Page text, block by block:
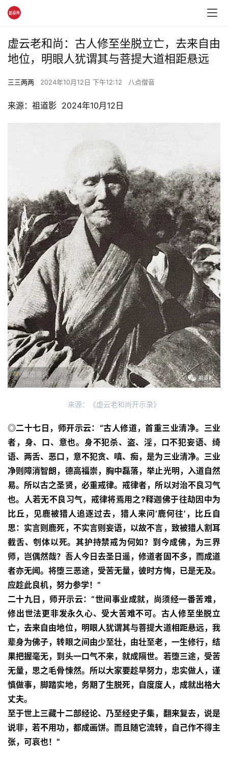
资
讯
八
点
僧
音
高
僧
虚云老和尚：古人修至坐脱立亡，去来自由
地位，明眼人犹谓其与菩提大道相距悬远
三三两两 2024年10月12日 下午12:12 八点僧音
来源：祖道影  2024年10月12日
来源：《虚云老和尚开示录》
◎二十七日，师开示云：“古人修道，首重三业清净。三业
者，身、口、意也。身不犯杀、盗、淫，口不犯妄语、绮
语、两舌、恶口，意不犯贪、嗔、痴，是为三业清净。三业
净则障消智朗，德高福崇，胸中磊落，举止光明，入道自然
易。所以古之圣贤，必重戒律。戒律者，所以对治不良习气
也。人若无不良习气，戒律将焉用之?释迦佛于往劫因中为
比丘，见鹿被猎人追逐过去，猎人来问‘鹿何往’，比丘自
思：实言则鹿死，不实言则妄语，以故不言，致被猎人割耳
截舌、刳体以死。其护持禁戒为何如？到今成佛，为三界
师，岂偶然哉？ 吾人今日去圣日遥，修道者固不多，而成道
者亦无闻。将堕三恶途，受苦无量，彼时方悔，已是无及。
应趁此良机，努力参学！”
二十九日，师开示云：“世间事业成就，尚须经一番苦难，
修出世法更非发永久心、受大苦难不可。古人修至坐脱立
亡，去来自由地位，明眼人犹谓其与菩提大道相距悬远，我
辈身为佛子，转眼之间由少至壮，由壮至老，一生修行，结
果把握毫无，到头一口气不来，就成隔世。若堕三途，受苦
无量，思之毛骨悚然。所以大家要趁早努力，忠实做人，谨
慎做事，脚踏实地，务期了生脱死，自度度人，成就出格大
丈夫。
至于世上三藏十二部经论、乃至经史子集，翻来复去，说是
说非，若不用功，都成画饼。而且随它流转，自己作不得主
张，可哀也！”